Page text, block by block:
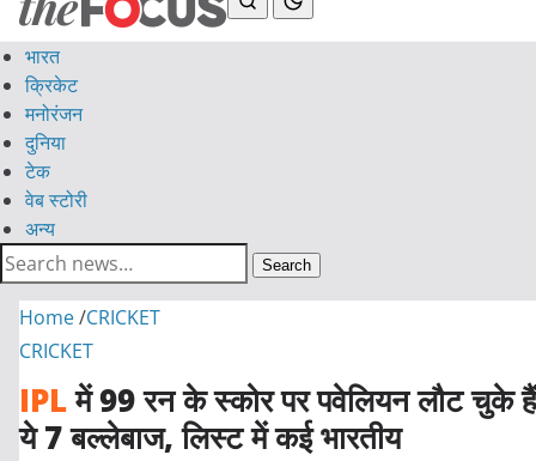
भारत
क्रिकेट
मनोरंजन
दुनिया
टेक
वेब स्टोरी
अन्य
Search
Home/CRICKET
CRICKET
IPLमें 99 रन के स्कोर पर पवेलियन लौट चुके हैं
ये 7 बल्लेबाज, लिस्ट में कई भारतीय